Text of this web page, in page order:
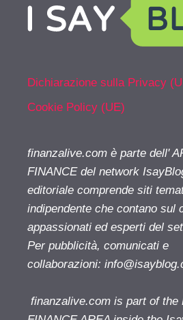
Dichiarazione sulla Privacy
Cookie Policy (UE)
finanzalive.com è parte dell'
FINANCE del network
editoriale comprende siti
indipendente che contano sul
appassionati ed esperti del
Per pubblicità, comunicati e
collaborazioni:
finanzalive.com is part of the